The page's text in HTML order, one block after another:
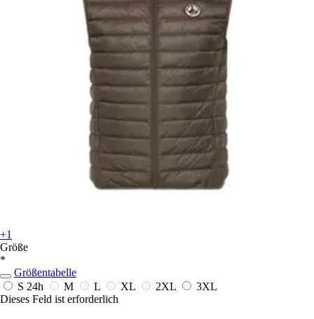
+1
Größe
*
Größentabelle
S 24h M L XL 2XL
3XL
Dieses Feld ist erforderlich